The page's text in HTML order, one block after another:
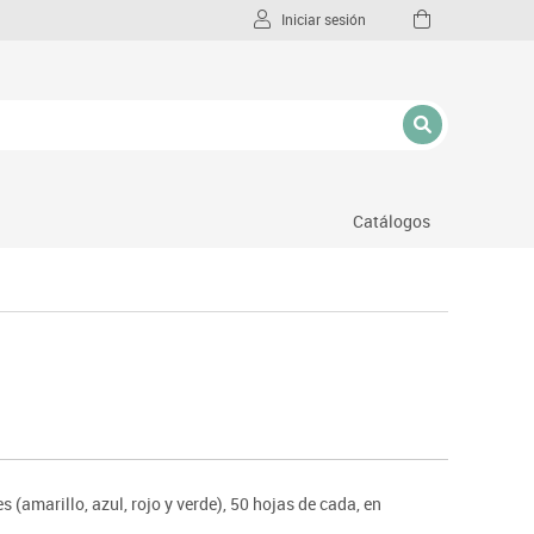
Iniciar sesión
Catálogos
(amarillo, azul, rojo y verde), 50 hojas de cada, en